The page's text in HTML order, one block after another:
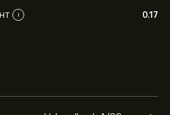
i 0.17